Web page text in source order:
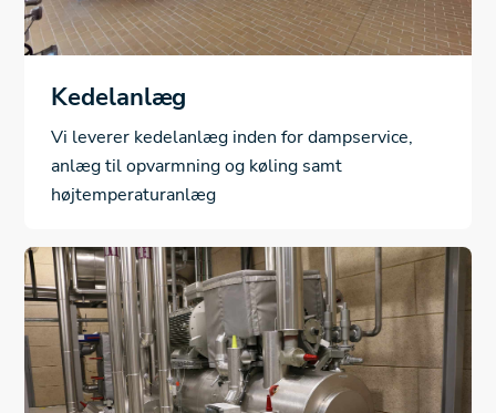
Kedelanlæg
Vi leverer kedelanlæg inden for dampservice,
anlæg til opvarmning og køling samt
højtemperaturanlæg